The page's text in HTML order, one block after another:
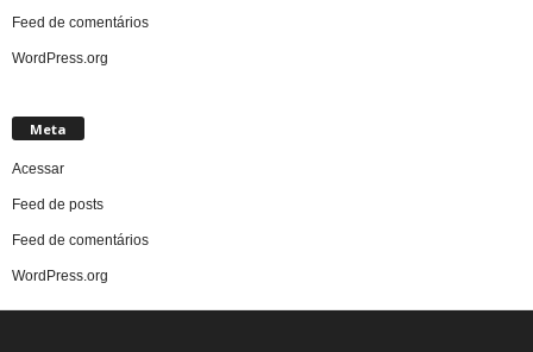
Feed de comentários
WordPress.org
Meta
Acessar
Feed de posts
Feed de comentários
WordPress.org